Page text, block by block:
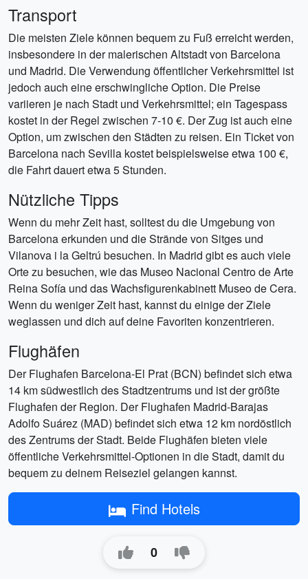
Transport
Die meisten Ziele können bequem zu Fuß erreicht werden,
insbesondere in der malerischen Altstadt von Barcelona
und Madrid. Die Verwendung öffentlicher Verkehrsmittel ist
jedoch auch eine erschwingliche Option. Die Preise
variieren je nach Stadt und Verkehrsmittel; ein Tagespass
kostet in der Regel zwischen 7-10 €. Der Zug ist auch eine
Option, um zwischen den Städten zu reisen. Ein Ticket von
Barcelona nach Sevilla kostet beispielsweise etwa 100 €,
die Fahrt dauert etwa 5 Stunden.
Nützliche Tipps
Wenn du mehr Zeit hast, solltest du die Umgebung von
Barcelona erkunden und die Strände von Sitges und
Vilanova i la Geltrú besuchen. In Madrid gibt es auch viele
Orte zu besuchen, wie das Museo Nacional Centro de Arte
Reina Sofía und das Wachsfigurenkabinett Museo de Cera.
Wenn du weniger Zeit hast, kannst du einige der Ziele
weglassen und dich auf deine Favoriten konzentrieren.
Flughäfen
Der Flughafen Barcelona-El Prat (BCN) befindet sich etwa
14 km südwestlich des Stadtzentrums und ist der größte
Flughafen der Region. Der Flughafen Madrid-Barajas
Adolfo Suárez (MAD) befindet sich etwa 12 km nordöstlich
des Zentrums der Stadt. Beide Flughäfen bieten viele
öffentliche Verkehrsmittel-Optionen in die Stadt, damit du
bequem zu deinem Reiseziel gelangen kannst.
Find Hotels
0